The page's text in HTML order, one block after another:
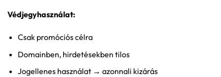
Védjegyhasználat:
Csak promóciós célra
Domainben, hirdetésekben tilos
Jogellenes használat → azonnali kizárás